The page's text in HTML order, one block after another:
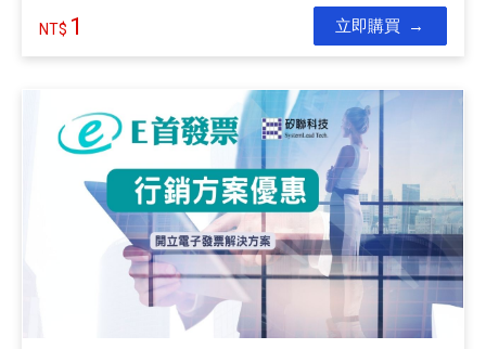
1 立即購買